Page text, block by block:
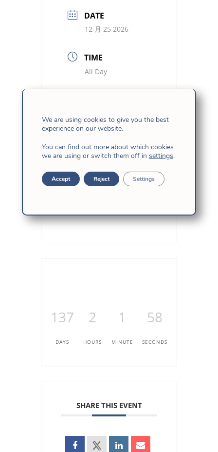
DATE
12 月 25 2026
TIME
All Day
137
DAYS
2
HOURS
1
MINUTE
58
SECONDS
SHARE THIS EVENT
We are using cookies to give you the best
experience on our website.
You can find out more about which cookies
we are using or switch them off in settings.
Accept Reject Settings